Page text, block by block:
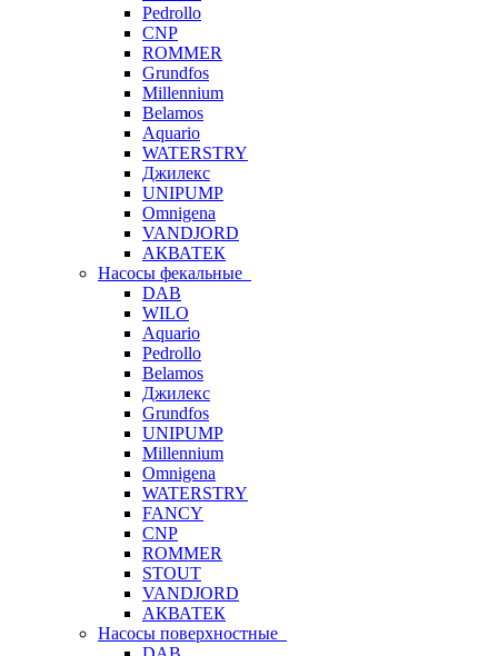
Pedrollo
CNP
ROMMER
Grundfos
Millennium
Belamos
Aquario
WATERSTRY
Джилекс
UNIPUMP
Omnigena
VANDJORD
АКВАТЕК
Насосы фекальные
DAB
WILO
Aquario
Pedrollo
Belamos
Джилекс
Grundfos
UNIPUMP
Millennium
Omnigena
WATERSTRY
FANCY
CNP
ROMMER
STOUT
VANDJORD
АКВАТЕК
Насосы поверхностные